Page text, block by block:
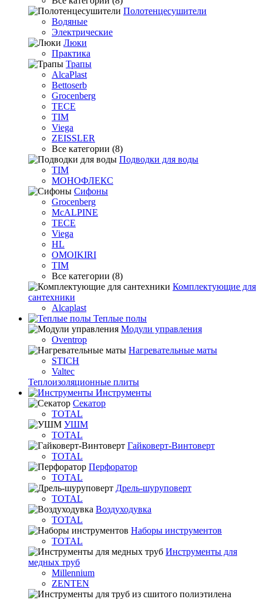
Полотенцесушители
Водяные
Электрические
Люки
Практика
Трапы
AlcaPlast
Bettoserb
Grocenberg
TECE
TIM
Viega
ZEISSLER
Все категории (8)
Подводки для воды
TIM
МОНОФЛЕКС
Сифоны
Grocenberg
McALPINE
TECE
Viega
HL
OMOIKIRI
TIM
Все категории (8)
Комплектующие для
сантехники
Alcaplast
Теплые полы
Модули управления
Oventrop
Нагревательные маты
STICH
Valtec
Теплоизоляционные плиты
Инструменты
Секатор
TOTAL
УШМ
TOTAL
Гайковерт-Винтоверт
TOTAL
Перфоратор
TOTAL
Дрель-шуруповерт
TOTAL
Воздуходувка
TOTAL
Наборы инструментов
TOTAL
Инструменты для
медных труб
Millennium
ZENTEN